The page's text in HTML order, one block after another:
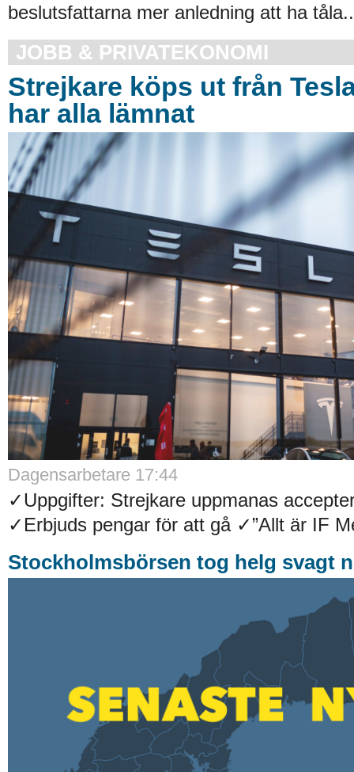
beslutsfattarna mer anledning att ha tåla..
JOBB & PRIVATEKONOMI
Strejkare köps ut från
har alla lämnat
Dagensarbetare 17:44
✓Uppgifter: Strejkare uppmanas
✓Erbjuds pengar för att gå ✓”Allt är IF
Stockholmsbörsen tog helg svagt